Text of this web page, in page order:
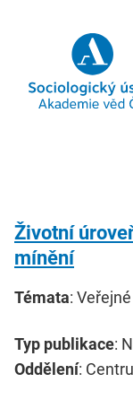
Životní
mínění
Témata:
Typ publikace:
Oddělení: